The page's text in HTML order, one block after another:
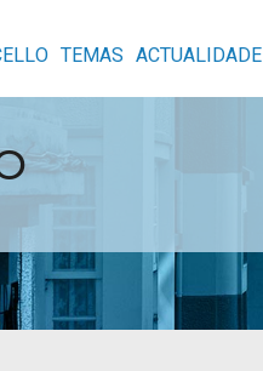
TEMAS ACTUALIDADE